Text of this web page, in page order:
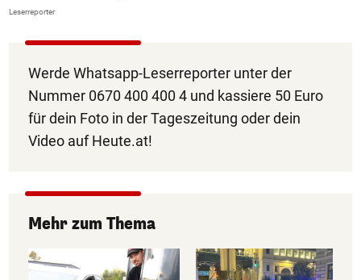
Leserreporter
Werde Whatsapp-Leserreporter unter der
Nummer 0670 400 400 4 und kassiere 50 Euro
für dein Foto in der Tageszeitung oder dein
Video auf Heute.at!
Mehr zum Thema